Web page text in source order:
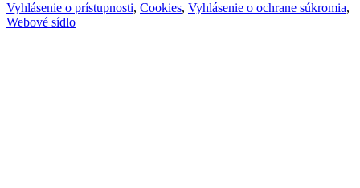
Vyhlásenie o prístupnosti, Cookies, Vyhlásenie o ochrane súkromia,
Webové sídlo